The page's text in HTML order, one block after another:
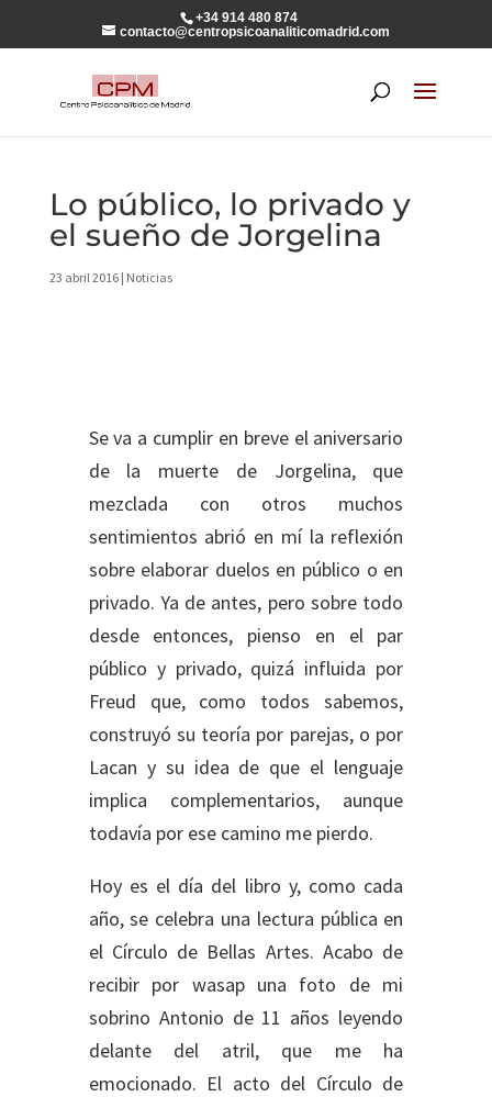
+34 914 480 874
contacto@centropsicoanaliticomadrid.com
Lo público, lo privado y
el sueño de Jorgelina
23 abril 2016| Noticias
Se va a cumplir en breve el aniversario
de la muerte de Jorgelina, que
mezclada con otros muchos
sentimientos abrió en mí la reflexión
sobre elaborar duelos en público o en
privado. Ya de antes, pero sobre todo
desde entonces, pienso en el par
público y privado, quizá influida por
Freud que, como todos sabemos,
construyó su teoría por parejas, o por
Lacan y su idea de que el lenguaje
implica complementarios, aunque
todavía por ese camino me pierdo.
Hoy es el día del libro y, como cada
año, se celebra una lectura pública en
el Círculo de Bellas Artes. Acabo de
recibir por wasap una foto de mi
sobrino Antonio de 11 años leyendo
delante del atril, que me ha
emocionado. El acto del Círculo de